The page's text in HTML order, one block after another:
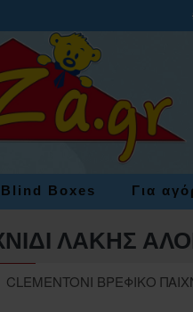
Blind Boxes Για
CLEMENTONI ΒΡΕΦΙΚΟ
ΛΑΚΗΣ